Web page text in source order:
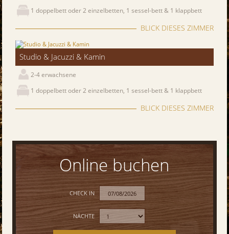
1 doppelbett oder 2 einzelbetten, 1 sessel-bett & 1 klappbett
BLICK DIESES ZIMMER
Studio & Jacuzzi & Kamin
2-4 erwachsene
1 doppelbett oder 2 einzelbetten, 1 sessel-bett & 1 klappbett
BLICK DIESES ZIMMER
Online buchen
CHECK IN
NÄCHTE